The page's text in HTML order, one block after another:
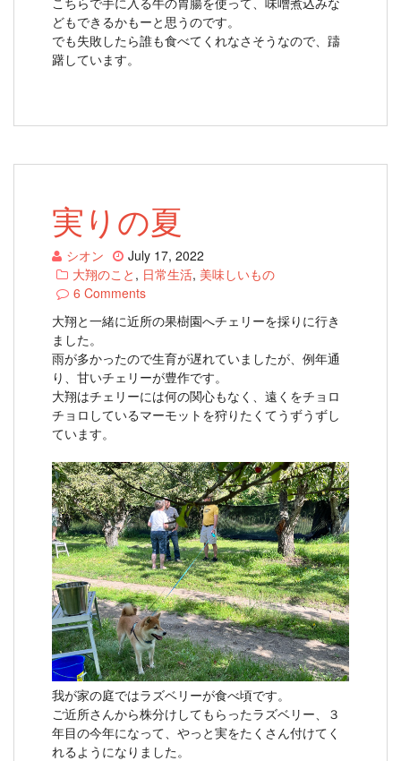
どもできるかもーと思うのです。
でも失敗したら誰も食べてくれなさそうなので、躊
躇しています。
実りの夏
シオン
July 17, 2022
大翔のこと , 日常生活, 美味しいもの
6 Comments
大翔と一緒に近所の果樹園へチェリーを採りに行き
ました。
雨が多かったので生育が遅れていましたが、例年通
り、甘いチェリーが豊作です。
大翔はチェリーには何の関心もなく、遠くをチョロ
チョロしているマーモットを狩りたくてうずうずし
ています。
我が家の庭ではラズベリーが食べ頃です。
ご近所さんから株分けしてもらったラズベリー、３
年目の今年になって、やっと実をたくさん付けてく
れるようになりました。